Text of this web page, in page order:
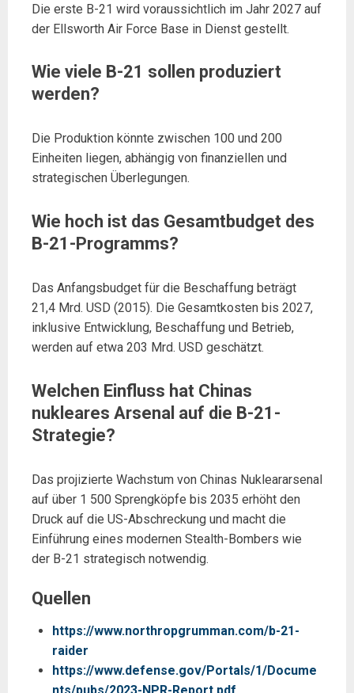
Die erste B-21 wird voraussichtlich im Jahr 2027 auf
der Ellsworth Air Force Base in Dienst gestellt.
Wie viele B-21 sollen produziert
werden?
Die Produktion könnte zwischen 100 und 200
Einheiten liegen, abhängig von finanziellen und
strategischen Überlegungen.
Wie hoch ist das Gesamtbudget des
B-21-Programms?
Das Anfangsbudget für die Beschaffung beträgt
21,4 Mrd. USD (2015). Die Gesamtkosten bis 2027,
inklusive Entwicklung, Beschaffung und Betrieb,
werden auf etwa 203 Mrd. USD geschätzt.
Welchen Einfluss hat Chinas
nukleares Arsenal auf die B-21-
Strategie?
Das projizierte Wachstum von Chinas Nukleararsenal
auf über 1 500 Sprengköpfe bis 2035 erhöht den
Druck auf die US-Abschreckung und macht die
Einführung eines modernen Stealth-Bombers wie
der B-21 strategisch notwendig.
Quellen
https://www.northropgrumman.com/b-21-
raider
https://www.defense.gov/Portals/1/Docume
nts/pubs/2023-NPR-Report.pdf